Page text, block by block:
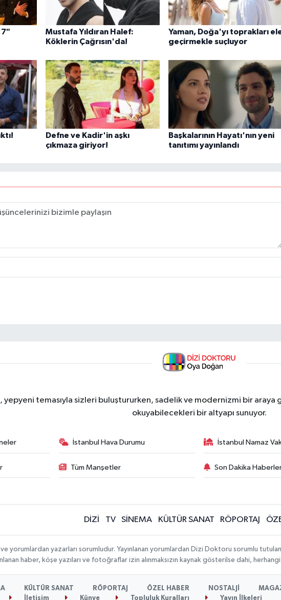
Mustafa Yıldıran Halef:
Köklerin Çağrısın'da!
Yaman, Doğa'yı toprakları
geçirmekle suçluyor
Defne ve Kadir'in aşkı
çıkmaza giriyor!
Başkalarının Hayatı'nın yeni
tanıtımı yayınlandı
temasıyla sizleri buluştururken, sadelik ve modernizmi bir araya
okuyabilecekleri bir altyapı sunuyor.
İstanbul Hava Durumu İstanbul Namaz
Tüm Manşetler Son Dakika
DİZİ TV SİNEMA KÜLTÜR SANAT RÖPORTAJ
yorumlardan yazarları sorumludur. Yayınlanan yorumlardan Dizi Doktoru sorumlu
haber, köşe yazıları ve fotoğraflar izin alınmaksızın kaynak gösterilse dahi,
KÜLTÜR SANAT RÖPORTAJ ÖZEL HABER NOSTALJİ
İletişim Künye Topluluk Kuralları Yayın İlkeleri